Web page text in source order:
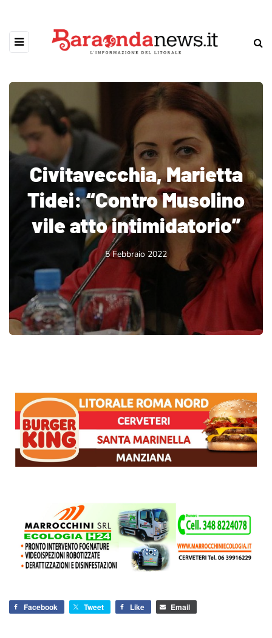
Civitavecchia, Marietta
Tidei: “Contro Musolino
vile atto intimidatorio”
5 Febbraio 2022
Facebook Tweet Like Email